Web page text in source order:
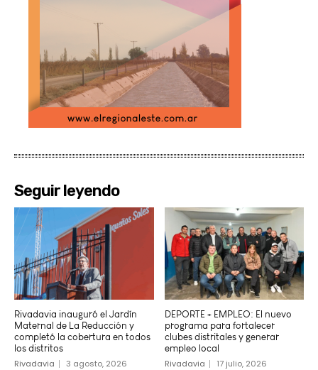
Seguir leyendo
Rivadavia inauguró el Jardín
Maternal de La Reducción y
completó la cobertura en todos
los distritos
Rivadavia 3 agosto, 2026
DEPORTE + EMPLEO: El nuevo
programa para fortalecer
clubes distritales y generar
empleo local
Rivadavia 17 julio, 2026